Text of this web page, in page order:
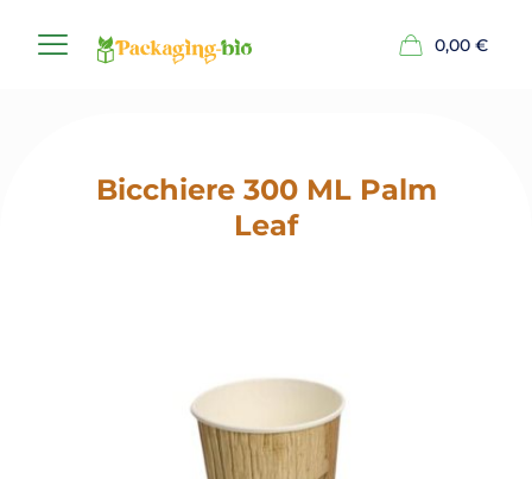
0,00 €
Bicchiere 300 ML Palm
Leaf